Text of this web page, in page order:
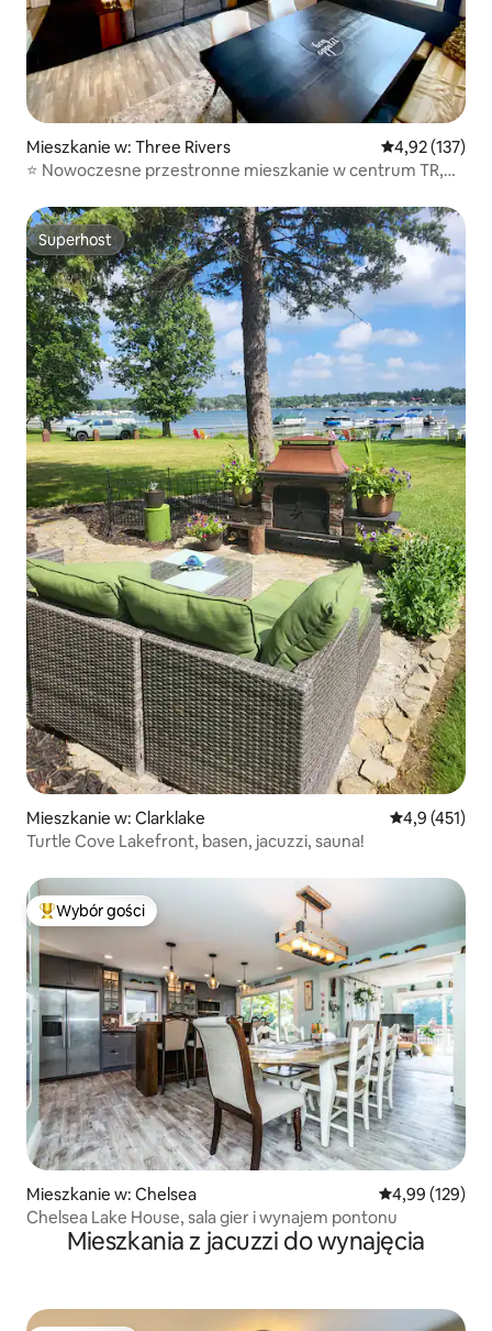
Mieszkanie w: Three Rivers Średnia
4,92 (137)
⭐️ Nowoczesne przestronne mieszkanie w centrum TR,
Superhost
Superhost
Mieszkanie w: Clarklake Średnia
4,9 (451)
Turtle Cove Lakefront, basen, jacuzzi, sauna!
Najpopularniejsze z kategorii Wybór gości
Wybór gości
Mieszkanie w: Chelsea Średnia
4,99 (129)
Chelsea Lake House, sala gier i wynajem pontonu
Mieszkania z jacuzzi do wynajęcia